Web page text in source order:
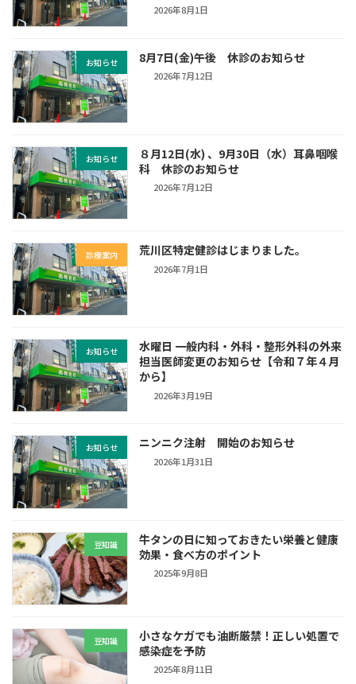
2026年8月1日
お知らせ 8月7日(金)午後 休診のお知らせ
2026年7月12日
お知らせ
８月12日(水) 、9月30日（水）耳鼻咽喉
科 休診のお知らせ
2026年7月12日
診療案内 荒川区特定健診はじまりました。
2026年7月1日
お知らせ
水曜日 一般内科・外科・整形外科の外来
担当医師変更のお知らせ【令和７年４月
から】
2026年3月19日
お知らせ ニンニク注射 開始のお知らせ
2026年1月31日
豆知識
牛タンの日に知っておきたい栄養と健康
効果・食べ方のポイント
2025年9月8日
豆知識
小さなケガでも油断厳禁！正しい処置で
感染症を予防
2025年8月11日